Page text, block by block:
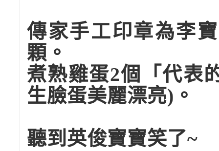
傳家手工印章為李
顆。
煮熟雞蛋2個「代表
生臉蛋美麗漂亮)。
聽到英俊寶寶笑了~